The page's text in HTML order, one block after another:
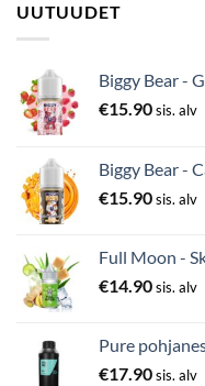
UUTUUDET
Biggy Bear -
€15.90sis. alv
Biggy Bear -
€15.90sis. alv
Full Moon -
€14.90sis. alv
Pure
€17.90sis. alv